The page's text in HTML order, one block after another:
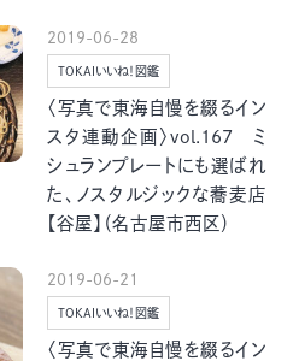
イベント
2019-06-28
TOKAIいいね！図鑑
〈写真で東海自慢を綴るイン
スタ連動企画〉vol.167 ミ
シュランプレートにも選ばれ
た、ノスタルジックな蕎麦店
【谷屋】（名古屋市西区）
2019-06-21
TOKAIいいね！図鑑
〈写真で東海自慢を綴るイン